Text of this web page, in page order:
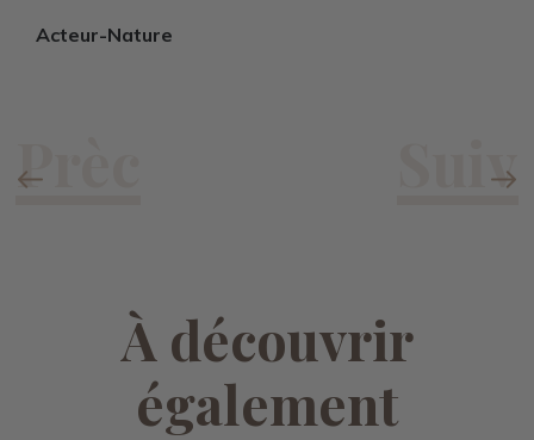
Acteur-Nature
À découvrir
également